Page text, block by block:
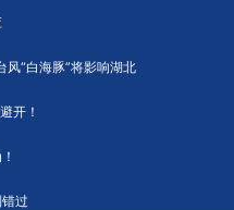
“白海豚”将影响湖北
开！
过
意见